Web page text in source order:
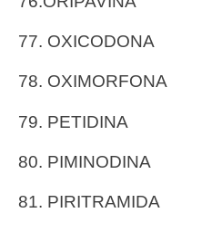
77. OXICODONA
78. OXIMORFONA
79. PETIDINA
80. PIMINODINA
81. PIRITRAMIDA